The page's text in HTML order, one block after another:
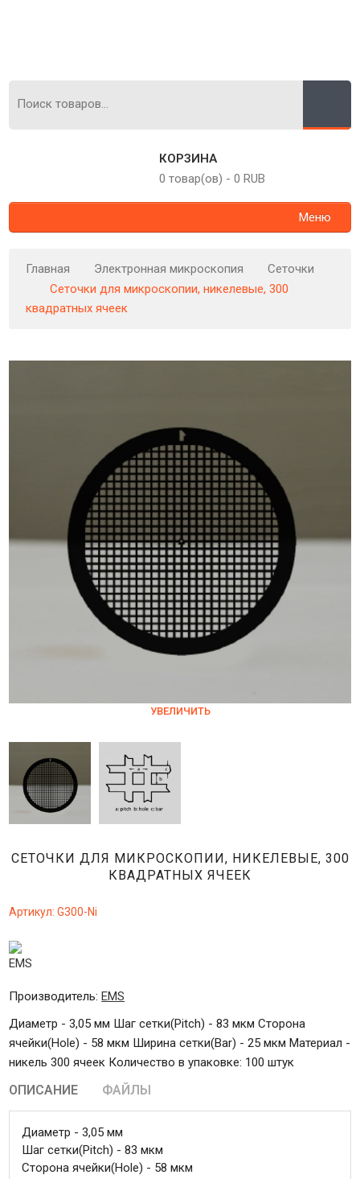
КОРЗИНА
0 товар(ов) - 0 RUB
Меню
Главная Электронная микроскопия
Сеточки
Сеточки для микроскопии, никелевые, 300
квадратных ячеек
УВЕЛИЧИТЬ
СЕТОЧКИ ДЛЯ МИКРОСКОПИИ, НИКЕЛЕВЫЕ, 300
КВАДРАТНЫХ ЯЧЕЕК
Артикул:G300-Ni
Производитель:EMS
Диаметр - 3,05 мм Шаг сетки(Pitch) - 83 мкм Сторона
ячейки(Hole) - 58 мкм Ширина сетки(Bar) - 25 мкм Материал -
никель 300 ячеек Количество в упаковке: 100 штук
ОПИСАНИЕ ФАЙЛЫ
Диаметр - 3,05 мм
Шаг сетки(Pitch) - 83 мкм
Сторона ячейки(Hole) - 58 мкм